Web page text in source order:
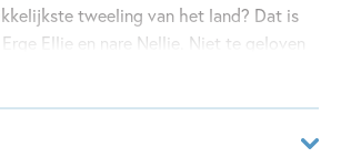
tweeling van het land? Dat is
Ellie en nare Nellie. Niet te geloven
zijn. Ze slaan en schoppen, ze
het goed, want voor je het weet